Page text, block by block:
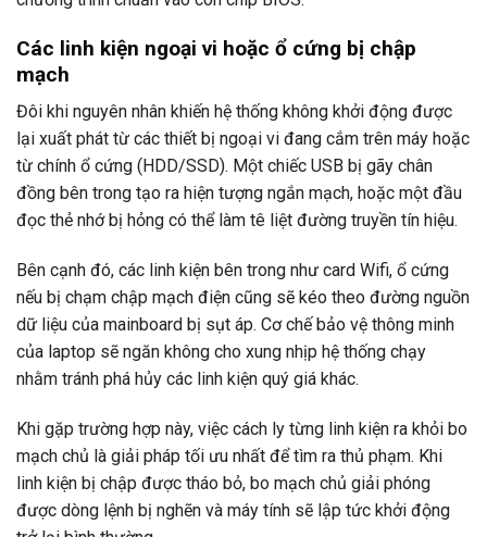
Các linh kiện ngoại vi hoặc ổ cứng bị chập
mạch
Đôi khi nguyên nhân khiến hệ thống không khởi động được
lại xuất phát từ các thiết bị ngoại vi đang cắm trên máy hoặc
từ chính ổ cứng (HDD/SSD). Một chiếc USB bị gãy chân
đồng bên trong tạo ra hiện tượng ngắn mạch, hoặc một đầu
đọc thẻ nhớ bị hỏng có thể làm tê liệt đường truyền tín hiệu.
Bên cạnh đó, các linh kiện bên trong như card Wifi, ổ cứng
nếu bị chạm chập mạch điện cũng sẽ kéo theo đường nguồn
dữ liệu của mainboard bị sụt áp. Cơ chế bảo vệ thông minh
của laptop sẽ ngăn không cho xung nhịp hệ thống chạy
nhằm tránh phá hủy các linh kiện quý giá khác.
Khi gặp trường hợp này, việc cách ly từng linh kiện ra khỏi bo
mạch chủ là giải pháp tối ưu nhất để tìm ra thủ phạm. Khi
linh kiện bị chập được tháo bỏ, bo mạch chủ giải phóng
được dòng lệnh bị nghẽn và máy tính sẽ lập tức khởi động